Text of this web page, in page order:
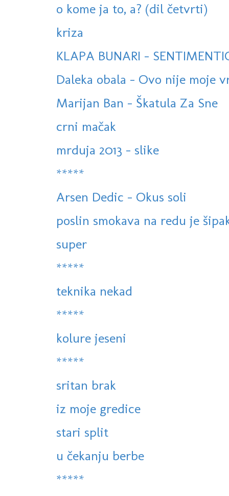
o kome ja to, a? (dil četvrti)
kriza
KLAPA BUNARI -
Daleka obala - Ovo nije moje
Marijan Ban - Škatula Za Sne
crni mačak
mrduja 2013 - slike
*****
Arsen Dedic - Okus soli
poslin smokava na redu je
super
*****
teknika nekad
*****
kolure jeseni
*****
sritan brak
iz moje gredice
stari split
u čekanju berbe
*****